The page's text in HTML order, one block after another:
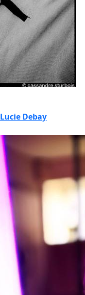
Lucie Debay